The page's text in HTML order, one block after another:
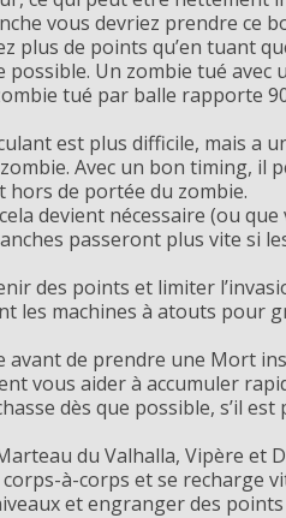
vous devriez prendre ce
plus de points qu’en tuant
Un zombie tué avec
tué par balle rapporte
est plus difficile, mais a
Avec un bon timing, il
de portée du zombie.
devient nécessaire (ou que
passeront plus vite si
des points et limiter
les machines à atouts pour
avant de prendre une Mort
vous aider à accumuler
dès que possible, s’il
du Valhalla, Vipère
à-corps et se recharge
et engranger des